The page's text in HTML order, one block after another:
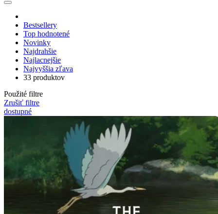
Bestsellery
Top hodnotené
Novinky
Najdrahšie
Najlacnejšie
Najvyššia zľava
33 produktov
Použité filtre
Zrušiť filtre
dostupné